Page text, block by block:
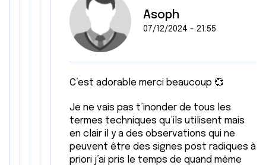
Asoph
07/12/2024 - 21:55
C’est adorable merci beaucoup 💞
Je ne vais pas t’inonder de tous les
termes techniques qu’ils utilisent mais
en clair il y a des observations qui ne
peuvent être des signes post radiques à
priori j’ai pris le temps de quand même